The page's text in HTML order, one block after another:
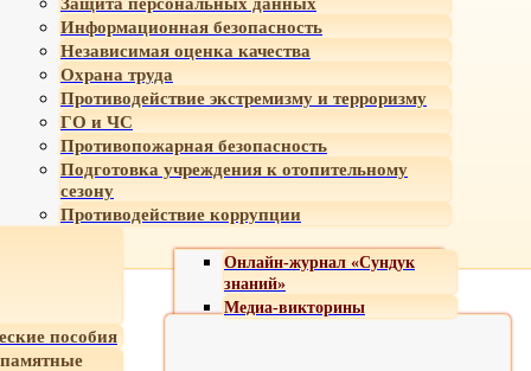
Информационная безопасность
Независимая оценка качества
Охрана труда
Противодействие экстремизму и терроризму
ГО и ЧС
Противопожарная безопасность
Подготовка учреждения к отопительному
сезону
Противодействие коррупции
Онлайн-журнал «Сундук
знаний»
Медиа-викторины
пособия